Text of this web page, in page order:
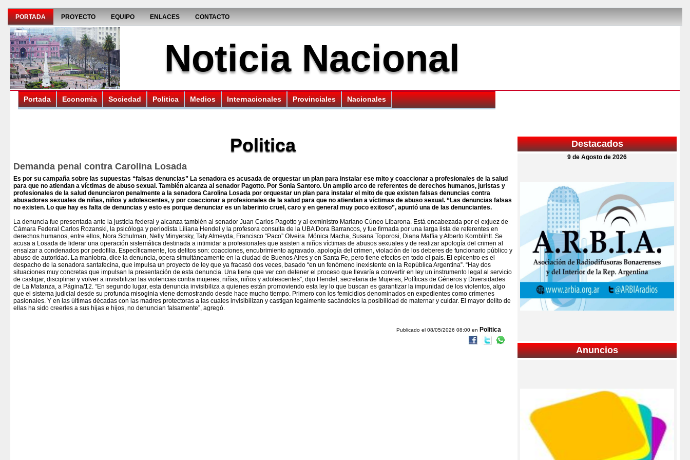
PORTADA PROYECTO EQUIPO ENLACES CONTACTO
Noticia Nacional
Portada Economia Sociedad Politica Medios Internacionales Provinciales Nacionales
Destacados
9 de Agosto de 2026
Anuncios
Politica
Demanda penal contra Carolina Losada
Es por su campaña sobre las supuestas “falsas denuncias” La senadora es acusada de orquestar un plan para instalar ese mito y coaccionar a profesionales de la salud
para que no atiendan a víctimas de abuso sexual. También alcanza al senador Pagotto. Por Sonia Santoro. Un amplio arco de referentes de derechos humanos, juristas y
profesionales de la salud denunciaron penalmente a la senadora Carolina Losada por orquestar un plan para instalar el mito de que existen falsas denuncias contra
abusadores sexuales de niñas, niños y adolescentes, y por coaccionar a profesionales de la salud para que no atiendan a víctimas de abuso sexual. “Las denuncias falsas
no existen. Lo que hay es falta de denuncias y esto es porque denunciar es un laberinto cruel, caro y en general muy poco exitoso”, apuntó una de las denunciantes.
La denuncia fue presentada ante la justicia federal y alcanza también al senador Juan Carlos Pagotto y al exministro Mariano Cúneo Libarona. Está encabezada por el exjuez de
Cámara Federal Carlos Rozanski, la psicóloga y periodista Liliana Hendel y la profesora consulta de la UBA Dora Barrancos, y fue firmada por una larga lista de referentes en
derechos humanos, entre ellos, Nora Schulman, Nelly Minyersky, Taty Almeyda, Francisco “Paco” Olveira. Mónica Macha, Susana Toporosi, Diana Maffia y Alberto Kornblihtt. Se
acusa a Losada de liderar una operación sistemática destinada a intimidar a profesionales que asisten a niños víctimas de abusos sexuales y de realizar apología del crimen al
ensalzar a condenados por pedofilia. Específicamente, los delitos son: coacciones, encubrimiento agravado, apología del crimen, violación de los deberes de funcionario público y
abuso de autoridad. La maniobra, dice la denuncia, opera simultáneamente en la ciudad de Buenos Aires y en Santa Fe, pero tiene efectos en todo el país. El epicentro es el
despacho de la senadora santafecina, que impulsa un proyecto de ley que ya fracasó dos veces, basado “en un fenómeno inexistente en la República Argentina”. “Hay dos
situaciones muy concretas que impulsan la presentación de esta denuncia. Una tiene que ver con detener el proceso que llevaría a convertir en ley un instrumento legal al servicio
de castigar, disciplinar y volver a invisibilizar las violencias contra mujeres, niñas, niños y adolescentes”, dijo Hendel, secretaria de Mujeres, Políticas de Géneros y Diversidades
de La Matanza, a Página/12. “En segundo lugar, esta denuncia invisibiliza a quienes están promoviendo esta ley lo que buscan es garantizar la impunidad de los violentos, algo
que el sistema judicial desde su profunda misoginia viene demostrando desde hace mucho tiempo. Primero con los femicidios denominados en expedientes como crímenes
pasionales. Y en las últimas décadas con las madres protectoras a las cuales invisibilizan y castigan legalmente sacándoles la posibilidad de maternar y cuidar. El mayor delito de
ellas ha sido creerles a sus hijas e hijos, no denuncian falsamente”, agregó.
Publicado el 08/05/2026 08:00 en Politica